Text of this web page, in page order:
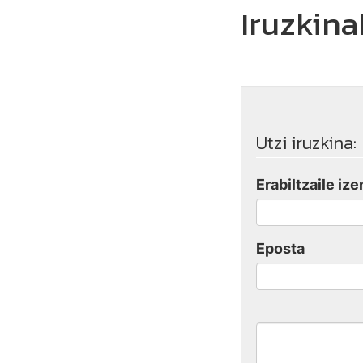
Utzi iruzkina:
Erabiltzaile
Eposta